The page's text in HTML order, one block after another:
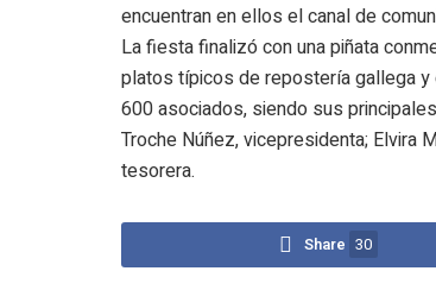
encuentran en ellos el canal de
La fiesta finalizó con una piñata
platos típicos de repostería gallega y
600 asociados, siendo sus
Troche Núñez, vicepresidenta; Elvira
tesorera.
Share 30